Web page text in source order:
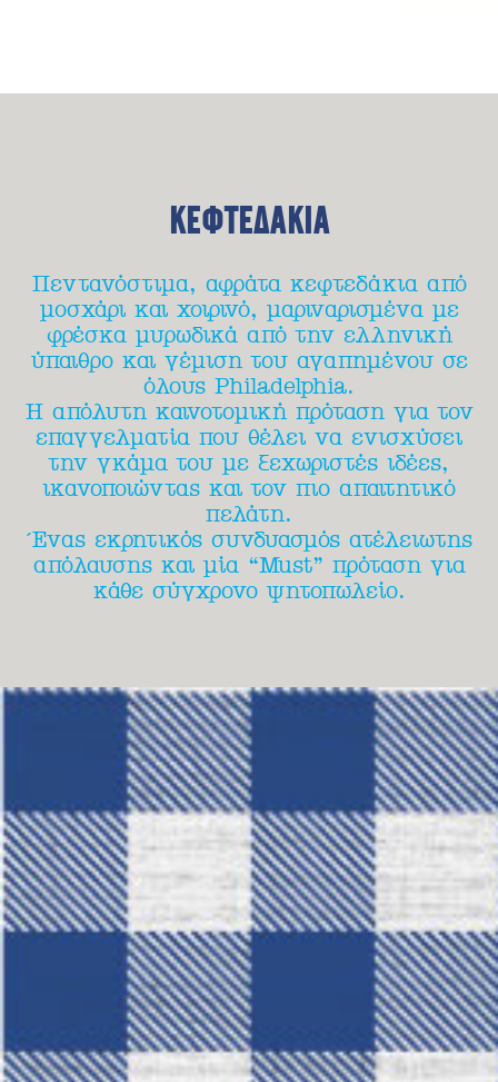
ΚΕΦΤΕΔΑΚΙΑ
Πεντανόστιμα, αφράτα κεφτεδάκια από
μοσχάρι και χοιρινό, μαριναρισμένα με
φρέσκα μυρωδικά από την ελληνική
ύπαιθρο και γέμιση του αγαπημένου σε
όλους Philadelphia.
Η απόλυτη καινοτομική πρόταση για τον
επαγγελματία που θέλει να ενισχύσει
την γκάμα του με ξεχωριστές ιδέες,
ικανοποιώντας και τον πιο απαιτητικό
πελάτη.
Ένας εκρητικός συνδυασμός ατέλειωτης
απόλαυσης και μία “Must” πρόταση για
κάθε σύγχρονο ψητοπωλείο.